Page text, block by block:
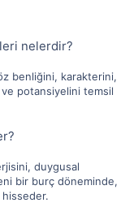
nelerdir?
benliğini, karakterini,
ve potansiyelini temsil
duygusal
bir burç döneminde,